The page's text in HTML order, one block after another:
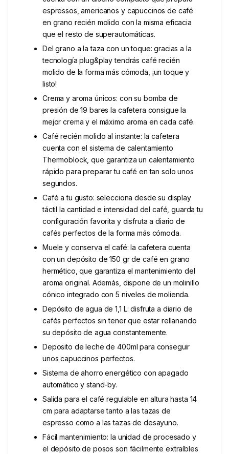
espressos, americanos y capuccinos de café
en grano recién molido con la misma eficacia
que el resto de superautomáticas.
Del grano a la taza con un toque: gracias a la
tecnología plug&play tendrás café recién
molido de la forma más cómoda, ¡un toque y
listo!
Crema y aroma únicos: con su bomba de
presión de 19 bares la cafetera consigue la
mejor crema y el máximo aroma en cada café.
Café recién molido al instante: la cafetera
cuenta con el sistema de calentamiento
Thermoblock, que garantiza un calentamiento
rápido para preparar tu café en tan solo unos
segundos.
Café a tu gusto: selecciona desde su display
táctil la cantidad e intensidad del café, guarda tu
configuración favorita y disfruta a diario de
cafés perfectos de la forma más cómoda.
Muele y conserva el café: la cafetera cuenta
con un depósito de 150 gr de café en grano
hermético, que garantiza el mantenimiento del
aroma original. Además, dispone de un molinillo
cónico integrado con 5 niveles de molienda.
Depósito de agua de 1,1 L: disfruta a diario de
cafés perfectos sin tener que estar rellanando
su depósito de agua constantemente.
Deposito de leche de 400ml para conseguir
unos capuccinos perfectos.
Sistema de ahorro energético con apagado
automático y stand-by.
Salida para el café regulable en altura hasta 14
cm para adaptarse tanto a las tazas de
espresso como a las tazas de desayuno.
Fácil mantenimiento: la unidad de procesado y
el depósito de posos son fácilmente extraíbles